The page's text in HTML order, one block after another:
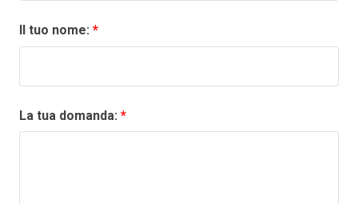
Il tuo nome: *
La tua domanda: *